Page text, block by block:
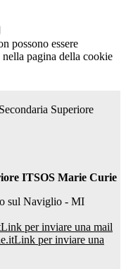
possono essere
pagina della cookie
Superiore
ITSOS Marie Curie
sul Naviglio - MI
Link per inviare una mail
Link per inviare una